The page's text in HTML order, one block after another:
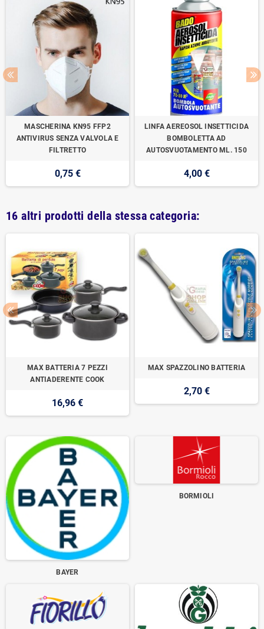
MASCHERINA KN95 FFP2
ANTIVIRUS SENZA VALVOLA E
FILTRETTO
0,75 €
LINFA AEREOSOL INSETTICIDA
BOMBOLETTA AD
AUTOSVUOTAMENTO ML. 150
4,00 €
16 altri prodotti della stessa categoria:
MAX BATTERIA 7 PEZZI
ANTIADERENTE COOK
16,96 €
MAX SPAZZOLINO BATTERIA
2,70 €
BAYER
BORMIOLI